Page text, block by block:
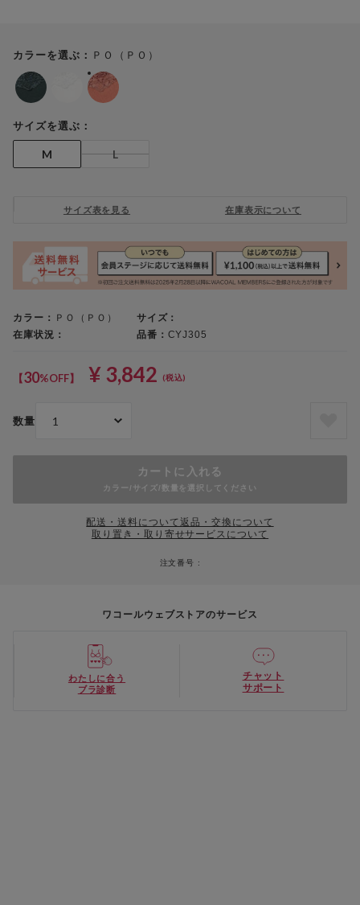
カラーを選ぶ： ＰＯ（ＰＯ）
サイズを選ぶ：
M L
サイズ表を見る 在庫表示について
カラー： ＰＯ（ＰＯ）
サイズ：
在庫状況：
品番： CYJ305
【30%OFF】 ¥ 3,842 (税込)
数量
カートに入れる
カラー/サイズ/数量を選択してください
配送・送料について返品・交換について
取り置き・取り寄せサービスについて
注文番号 :
ワコールウェブストアのサービス
わたしに合う
ブラ診断
チャット
サポート